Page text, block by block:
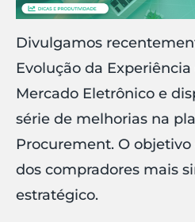
Divulgamos
Evolução da
Mercado Eletrônico e
série de melhorias na
Procurement. O
dos compradores mais
estratégico.